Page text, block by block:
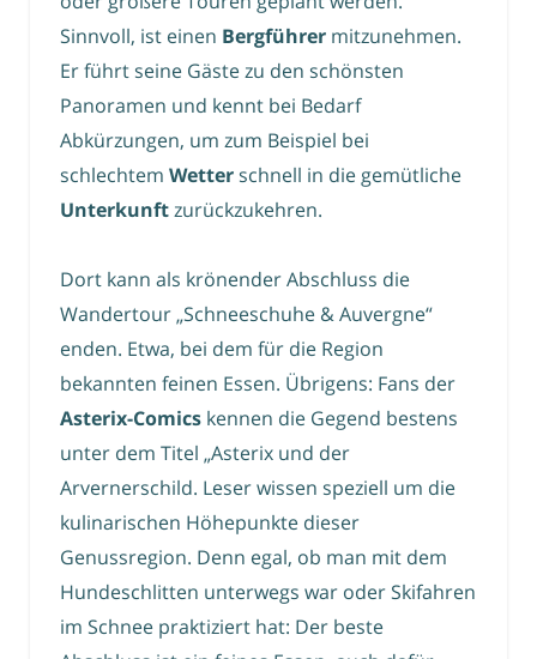
Sinnvoll, ist einen Bergführer mitzunehmen.
Er führt seine Gäste zu den schönsten
Panoramen und kennt bei Bedarf
Abkürzungen, um zum Beispiel bei
schlechtem Wetterschnell in die gemütliche
Unterkunftzurückzukehren.
Dort kann als krönender Abschluss die
Wandertour „Schneeschuhe & Auvergne“
enden. Etwa, bei dem für die Region
bekannten feinen Essen. Übrigens: Fans der
Asterix-Comics kennen die Gegend bestens
unter dem Titel „Asterix und der
Arvernerschild. Leser wissen speziell um die
kulinarischen Höhepunkte dieser
Genussregion. Denn egal, ob man mit dem
Hundeschlitten unterwegs war oder Skifahren
im Schnee praktiziert hat: Der beste